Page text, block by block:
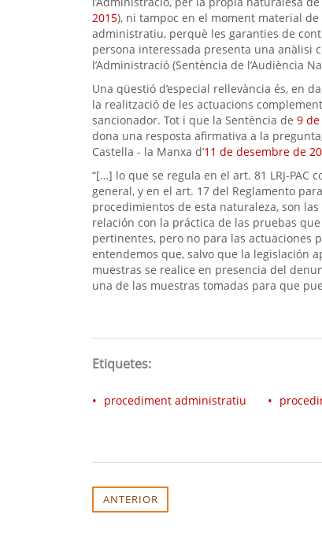
2015), ni tampoc en el moment material
administratiu, perquè les garanties de
persona interessada presenta una anàlisi
l’Administració (Sentència de l’Audiència
Una qüestió d’especial rellevància és, en
la realització de les actuacions
sancionador. Tot i que la Sentència de 9
dona una resposta afirmativa a la
Castella - la Manxa d’11 de desembre de
“[…] lo que se regula en el art. 81 LRJ-
general, y en el art. 17 del Reglamento
procedimientos de esta naturaleza, son
relación con la práctica de las pruebas
pertinentes, pero no para las actuaciones
entendemos que, salvo que la legislación
muestras se realice en presencia del
una de las muestras tomadas para que
Etiquetes:
procediment administratiu
ANTERIOR